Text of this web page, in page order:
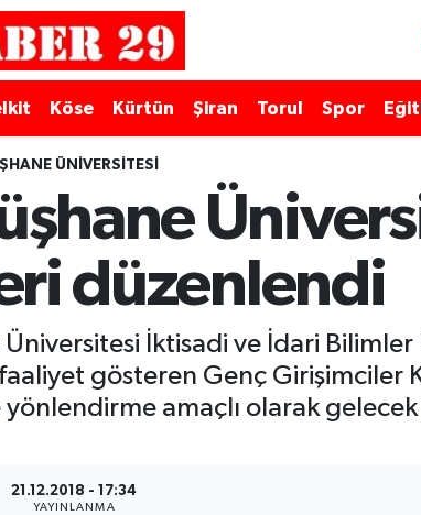
Köse Kürtün Şiran Torul Spor
ÜNIVERSITESI
düzenlendi
İktisadi ve İdari
gösteren Genç
yönlendirme amaçlı olarak
21.12.2018 - 17:34
YAYINLANMA